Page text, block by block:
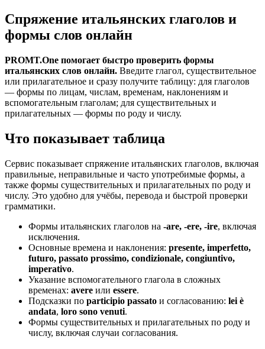
Спряжение итальянских глаголов и
формы слов онлайн
PROMT.One помогает быстро проверить формы
итальянских слов онлайн. Введите глагол, существительное
или прилагательное и сразу получите таблицу: для глаголов
— формы по лицам, числам, временам, наклонениям и
вспомогательным глаголам; для существительных и
прилагательных — формы по роду и числу.
Что показывает таблица
Сервис показывает спряжение итальянских глаголов, включая
правильные, неправильные и часто употребимые формы, а
также формы существительных и прилагательных по роду и
числу. Это удобно для учёбы, перевода и быстрой проверки
грамматики.
Формы итальянских глаголов на -are, -ere, -ire, включая
исключения.
Основные времена и наклонения: presente, imperfetto,
futuro, passato prossimo, condizionale, congiuntivo,
imperativo.
Указание вспомогательного глагола в сложных
временах: avere или essere.
Подсказки по participio passato и согласованию: lei è
andata, loro sono venuti.
Формы существительных и прилагательных по роду и
числу, включая случаи согласования.